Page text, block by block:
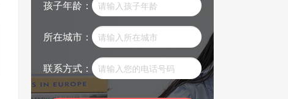
孩子年龄：
所在城市：
联系方式：